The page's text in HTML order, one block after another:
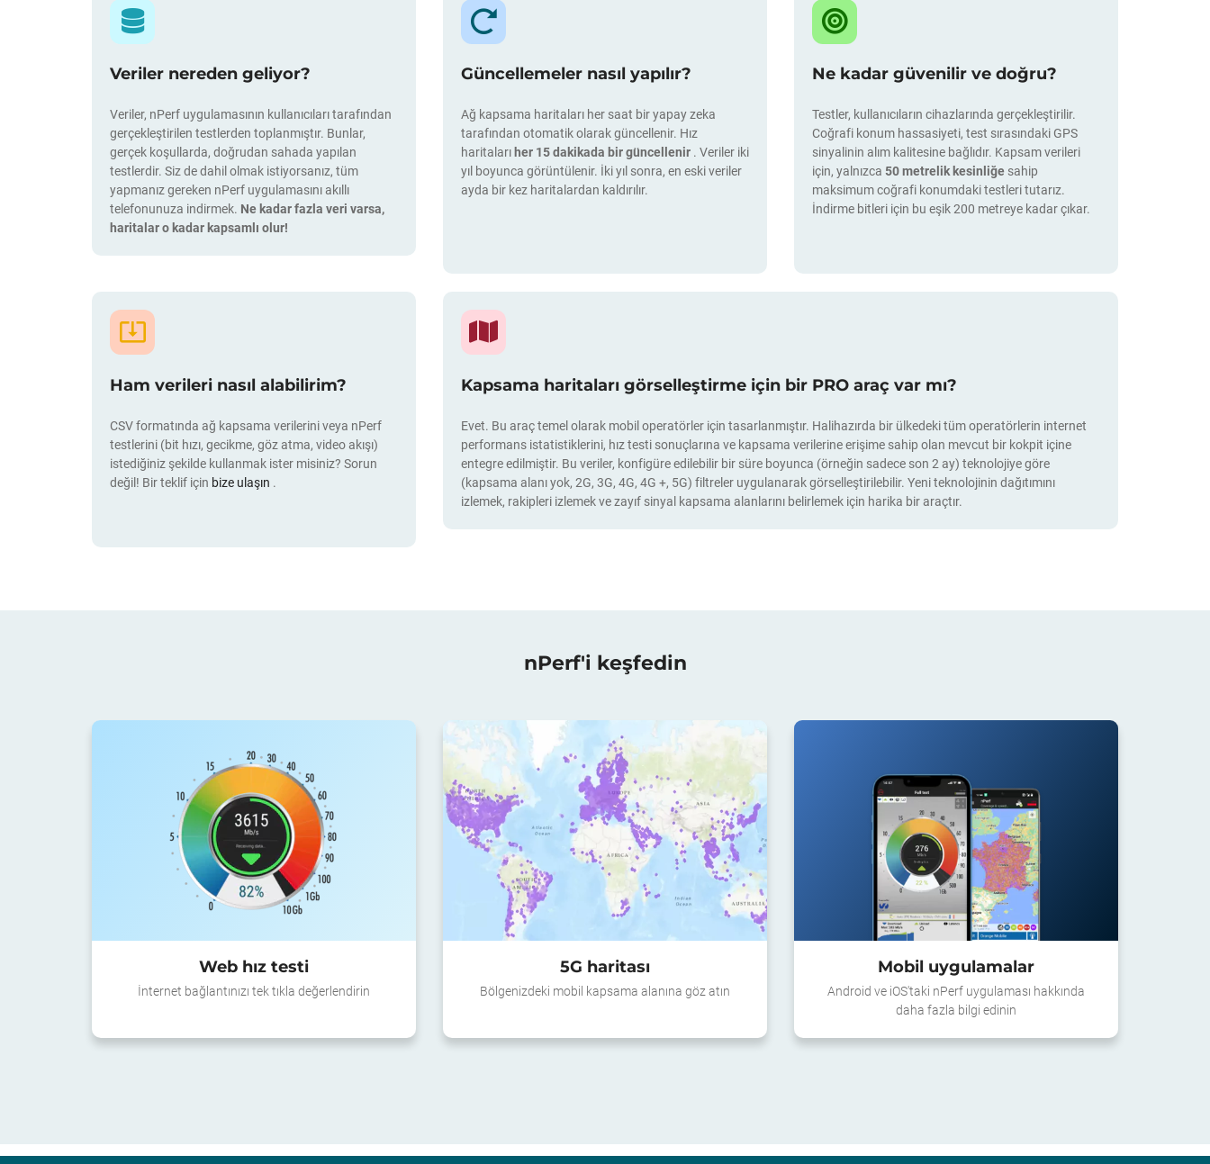
Veriler nereden geliyor?
Veriler, nPerf uygulamasının kullanıcıları tarafından
gerçekleştirilen testlerden toplanmıştır. Bunlar,
gerçek koşullarda, doğrudan sahada yapılan
testlerdir. Siz de dahil olmak istiyorsanız, tüm
yapmanız gereken nPerf uygulamasını akıllı
telefonunuza indirmek. Ne kadar fazla veri varsa,
haritalar o kadar kapsamlı olur!
Güncellemeler nasıl yapılır?
Ağ kapsama haritaları her saat bir yapay zeka
tarafından otomatik olarak güncellenir. Hız
haritaları her 15 dakikada bir güncellenir . Veriler iki
yıl boyunca görüntülenir. İki yıl sonra, en eski veriler
ayda bir kez haritalardan kaldırılır.
Ne kadar güvenilir ve doğru?
Testler, kullanıcıların cihazlarında gerçekleştirilir.
Coğrafi konum hassasiyeti, test sırasındaki GPS
sinyalinin alım kalitesine bağlıdır. Kapsam verileri
için, yalnızca 50 metrelik kesinliğe sahip
maksimum coğrafi konumdaki testleri tutarız.
İndirme bitleri için bu eşik 200 metreye kadar çıkar.
Ham verileri nasıl alabilirim?
CSV formatında ağ kapsama verilerini veya nPerf
testlerini (bit hızı, gecikme, göz atma, video akışı)
istediğiniz şekilde kullanmak ister misiniz? Sorun
değil! Bir teklif için bize ulaşın .
Kapsama haritaları görselleştirme için bir PRO araç var mı?
Evet. Bu araç temel olarak mobil operatörler için tasarlanmıştır. Halihazırda bir ülkedeki tüm operatörlerin internet
performans istatistiklerini, hız testi sonuçlarına ve kapsama verilerine erişime sahip olan mevcut bir kokpit içine
entegre edilmiştir. Bu veriler, konfigüre edilebilir bir süre boyunca (örneğin sadece son 2 ay) teknolojiye göre
(kapsama alanı yok, 2G, 3G, 4G, 4G +, 5G) filtreler uygulanarak görselleştirilebilir. Yeni teknolojinin dağıtımını
izlemek, rakipleri izlemek ve zayıf sinyal kapsama alanlarını belirlemek için harika bir araçtır.
nPerf'i keşfedin
Web hız testi
İnternet bağlantınızı tek tıkla değerlendirin
5G haritası
Bölgenizdeki mobil kapsama alanına göz atın
Mobil uygulamalar
Android ve iOS'taki nPerf uygulaması hakkında
daha fazla bilgi edinin